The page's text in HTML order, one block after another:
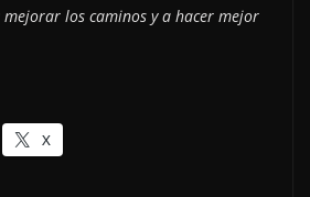
mejorar los caminos y a hacer mejor
X